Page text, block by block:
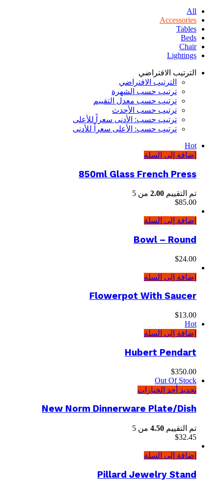
All
Accessories
Tables
Beds
Chair
Lightings
الترتيب الافتراضي
الترتيب الافتراضي
ترتيب حسب الشهرة
ترتيب حسب معدل التقييم
ترتيب حسب الأحدث
ترتيب حسب: الأدنى سعراً للأعلى
ترتيب حسب: الأعلى سعراً للأدنى
Hot
إضافة إلى السلة
850ml Glass French Press
تم التقييم 2.00 من 5
$85.00
إضافة إلى السلة
Bowl – Round
$24.00
إضافة إلى السلة
Flowerpot With Saucer
$13.00
Hot
إضافة إلى السلة
Hubert Pendart
$350.00
Out Of Stock
تحديد أحد الخيارات
New Norm Dinnerware Plate/Dish
تم التقييم 4.50 من 5
$32.45
إضافة إلى السلة
Pillard Jewelry Stand